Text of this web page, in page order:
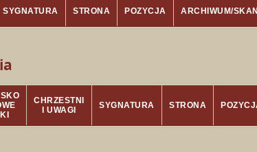
SYGNATURA STRONA POZYCJA ARCHIWUM/
CHRZESTNI
I UWAGI
SYGNATURA STRONA